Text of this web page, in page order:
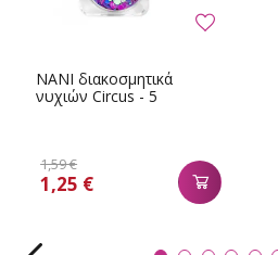
NANI διακοσμητικά
νυχιών Circus - 5
1,59 €
1,25 €